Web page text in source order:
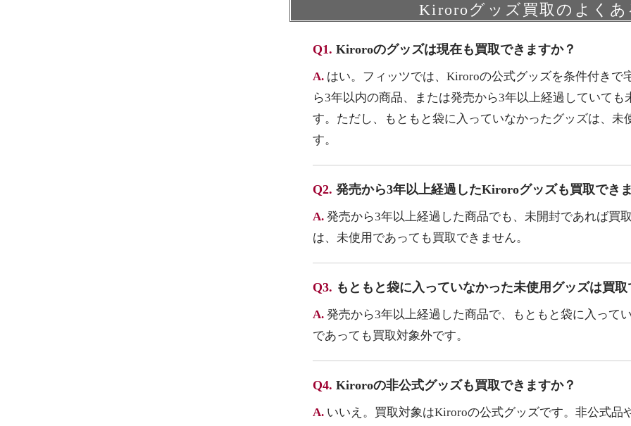
Kiroroグッズ買取のよくあ
Q1. Kiroroのグッズは現在も買取できますか？
A. はい。フィッツでは、Kiroroの公式グッズを条件付きで
ら3年以内の商品、または発売から3年以上経過していて
す。ただし、もともと袋に入っていなかったグッズは、未
す。
Q2. 発売から3年以上経過したKiroroグッズも買取でき
A. 発売から3年以上経過した商品でも、未開封であれば買
は、未使用であっても買取できません。
Q3. もともと袋に入っていなかった未使用グッズは買取
A. 発売から3年以上経過した商品で、もともと袋に入って
であっても買取対象外です。
Q4. Kiroroの非公式グッズも買取できますか？
A. いいえ。買取対象はKiroroの公式グッズです。非公式品